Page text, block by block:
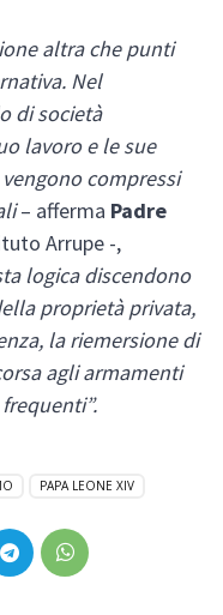
altra che punti
Nel
di società
lavoro e le sue
compressi
– afferma Padre
Arrupe -,
logica discendono
proprietà privata,
la riemersione di
agli armamenti
PAPA LEONE XIV